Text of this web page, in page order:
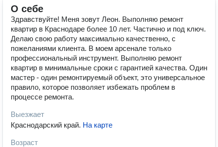
О себе
Здравствуйте! Меня зовут Леон. Выполняю ремонт
квартир в Краснодаре более 10 лет. Частично и под ключ.
Делаю свою работу максимально качественно, с
пожеланиями клиента. В моем арсенале только
профессиональный инструмент. Выполняю ремонт
квартир в минимальные сроки с гарантией качества. Один
мастер - один ремонтируемый объект, это универсальное
правило, которое позволяет избежать проблем в
процессе ремонта.
Выезжает
Краснодарский край. На карте
Возраст